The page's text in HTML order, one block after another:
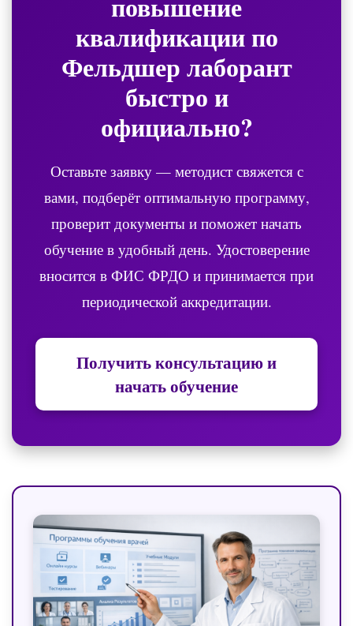
квалификации по
Фельдшер лаборант
быстро и
официально?
Оставьте заявку — методист свяжется с
вами, подберёт оптимальную программу,
проверит документы и поможет начать
обучение в удобный день. Удостоверение
вносится в ФИС ФРДО и принимается при
периодической аккредитации.
Получить консультацию и
начать обучение